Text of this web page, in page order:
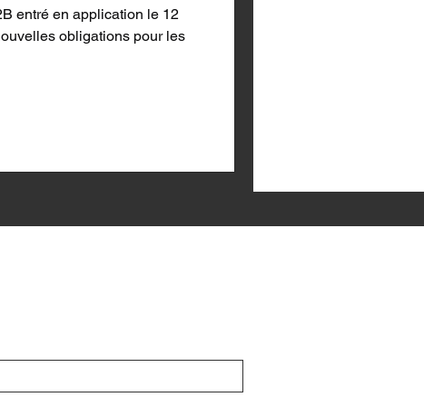
entré en application le 12
obligations pour les